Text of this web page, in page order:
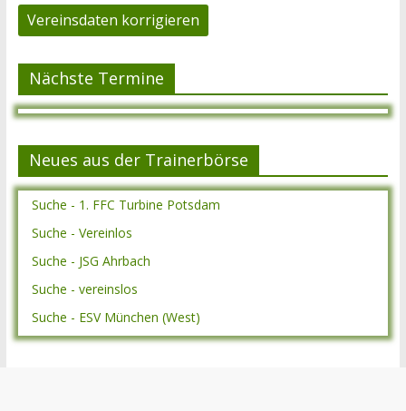
Vereinsdaten korrigieren
Nächste Termine
Neues aus der Trainerbörse
Suche - 1. FFC Turbine Potsdam
Suche - Vereinlos
Suche - JSG Ahrbach
Suche - vereinslos
Suche - ESV München (West)